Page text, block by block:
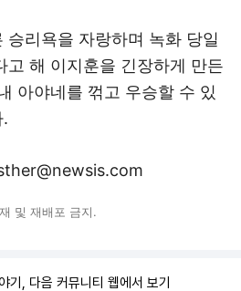
승리욕을 자랑하며 녹화 당일
고 해 이지훈을 긴장하게 만든
아야네를 꺾고 우승할 수 있
및 재배포 금지.
기, 다음 커뮤니티 웹에서 보기